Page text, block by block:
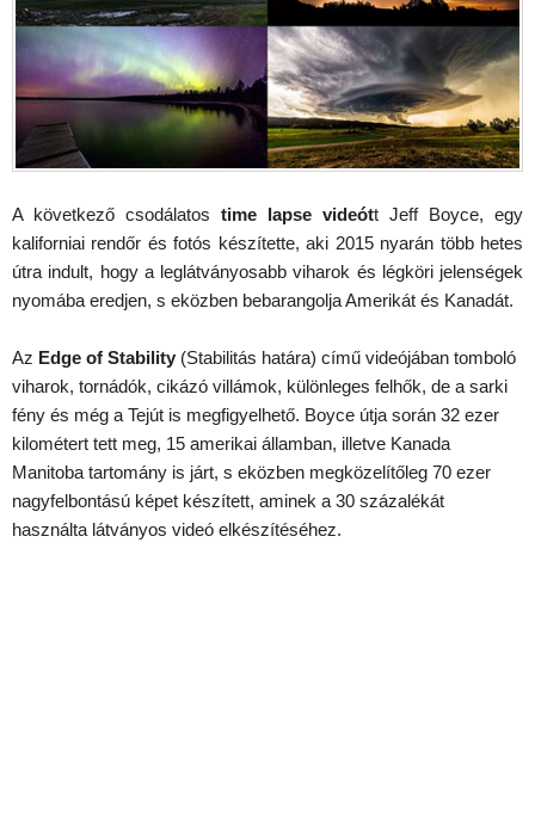
A következő csodálatos time lapse videótt Jeff Boyce, egy
kaliforniai rendőr és fotós készítette, aki 2015 nyarán több hetes
útra indult, hogy a leglátványosabb viharok és légköri jelenségek
nyomába eredjen, s eközben bebarangolja Amerikát és Kanadát.
Az Edge of Stability (Stabilitás határa) című videójában tomboló
viharok, tornádók, cikázó villámok, különleges felhők, de a sarki
fény és még a Tejút is megfigyelhető. Boyce útja során 32 ezer
kilométert tett meg, 15 amerikai államban, illetve Kanada
Manitoba tartomány is járt, s eközben megközelítőleg 70 ezer
nagyfelbontású képet készített, aminek a 30 százalékát
használta látványos videó elkészítéséhez.